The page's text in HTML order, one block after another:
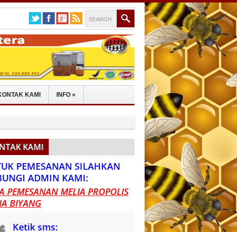
KAMI INFO »
KAMI
PEMESANAN SILAHKAN
ADMIN KAMI:
PEMESANAN MELIA PROPOLIS
BIYANG
Ketik sms: